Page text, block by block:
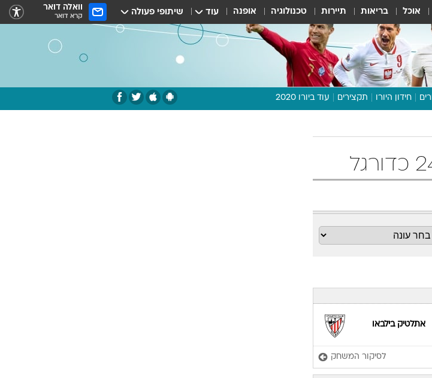
אוכל בריאות תיירות טכנולוגיה אופנה עוד שיתופי פעולה וואלה דואר
קרא דואר
חידון היורו תקצירים עוד ביורו 2020
תכנית היורו
אתלטיק בילבאו
לסיקור המשחק